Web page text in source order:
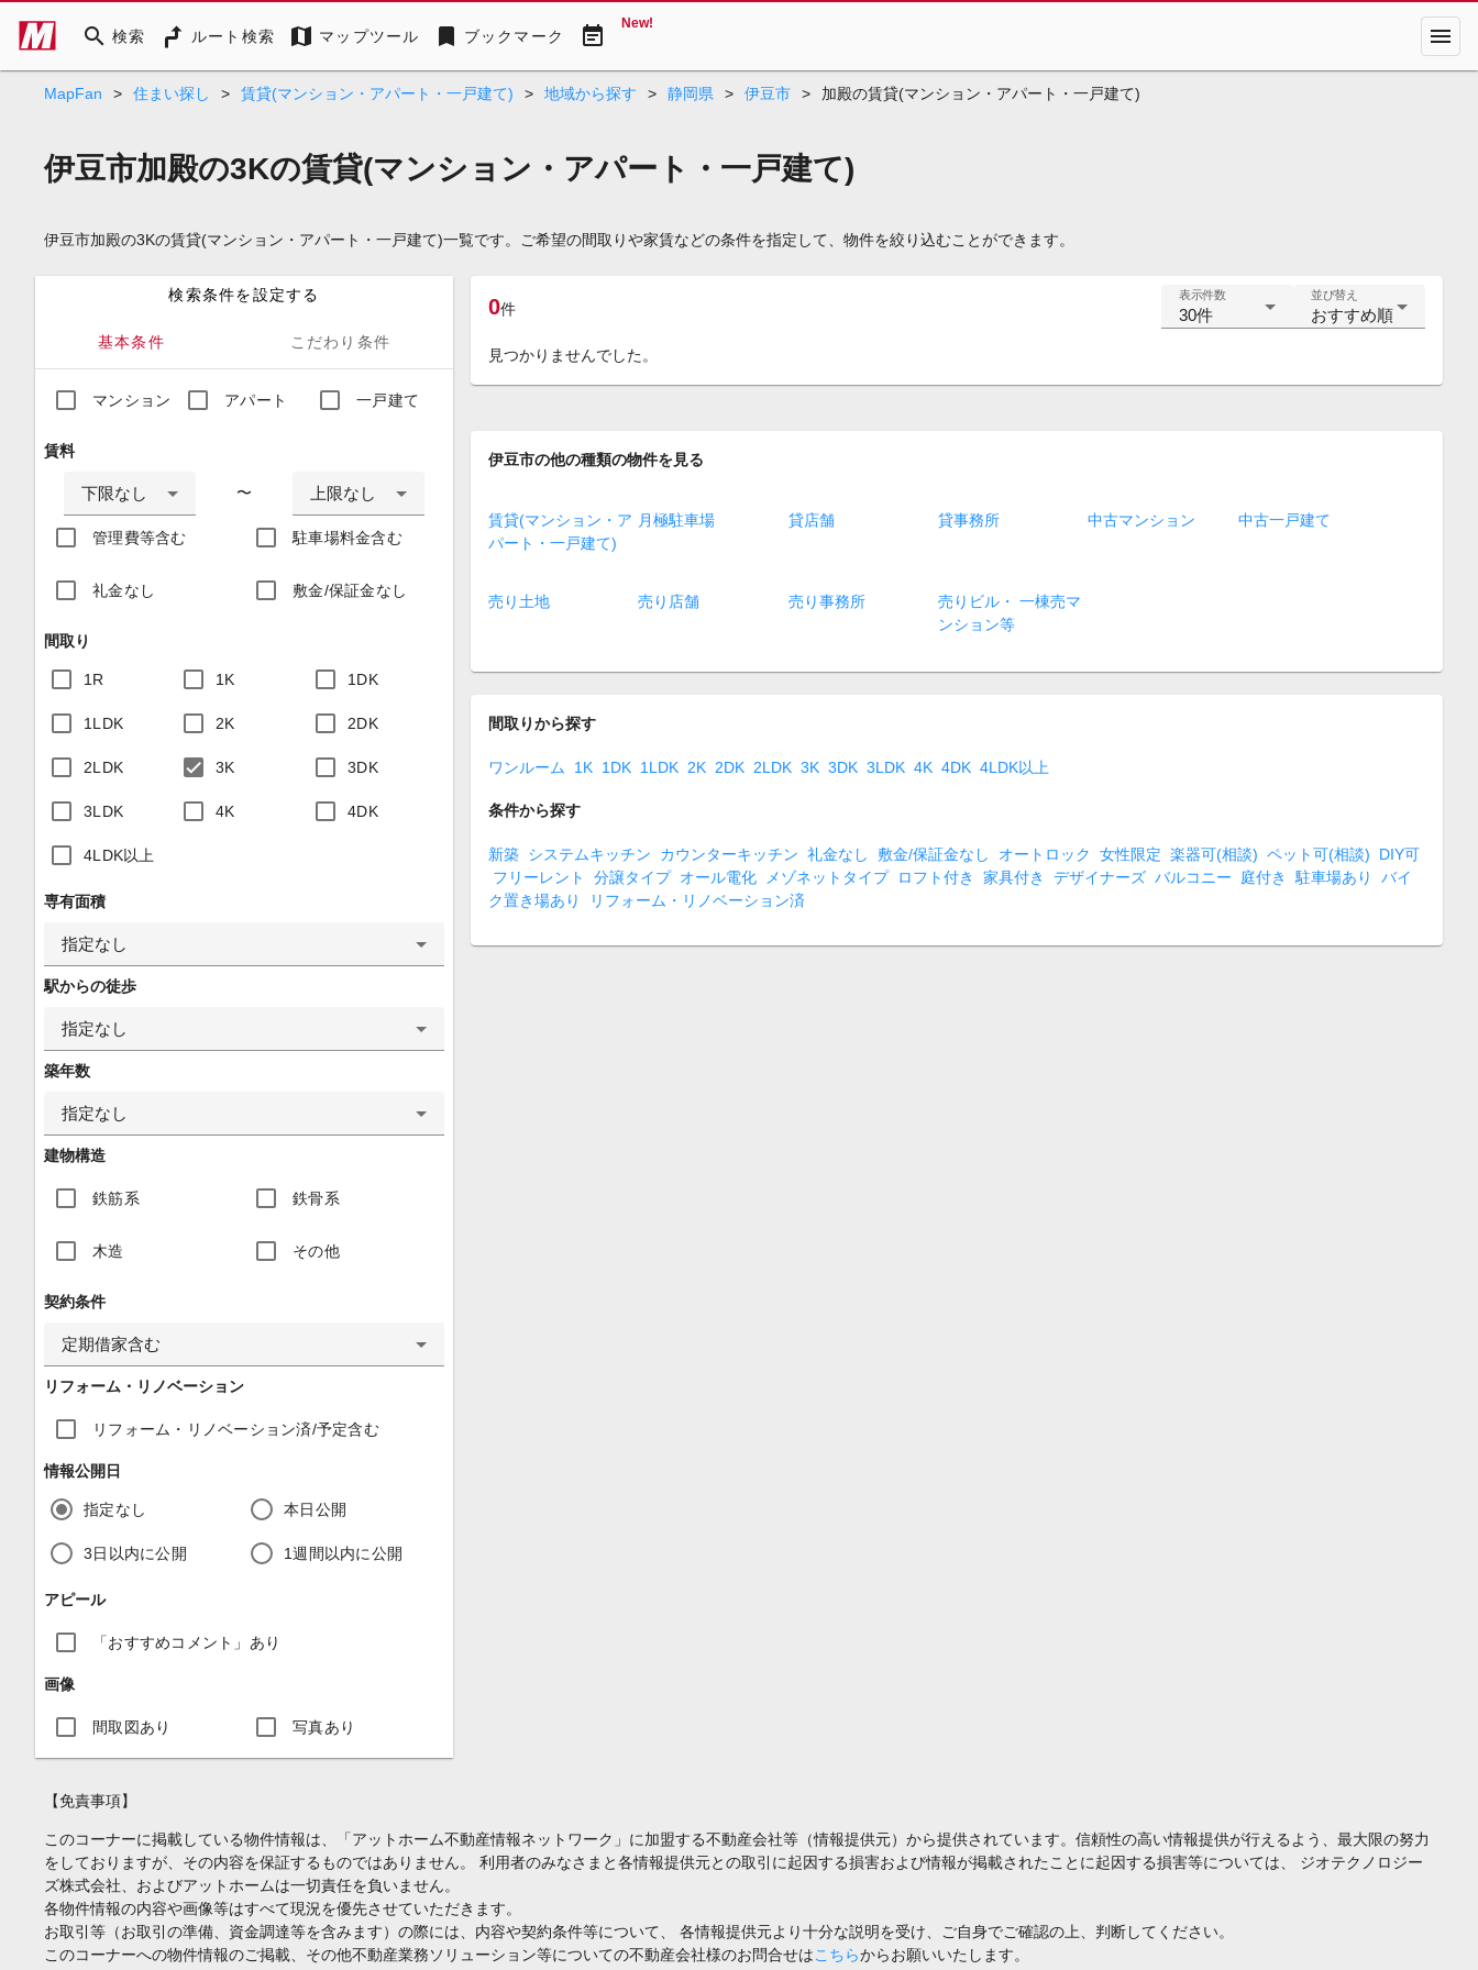
search 検索 ルート検索 map マップツール bookmark ブックマーク event_note New! menu
MapFan > 住まい探し > 賃貸(マンション・アパート・一戸建て) > 地域から探す > 静岡県 > 伊豆市 > 加殿の賃貸(マンション・アパート・一戸建て)
伊豆市加殿の3Kの賃貸(マンション・アパート・一戸建て)
伊豆市加殿の3Kの賃貸(マンション・アパート・一戸建て)一覧です。ご希望の間取りや家賃などの条件を指定して、物件を絞り込むことができます。
検索条件を設定する
基本条件 こだわり条件
マンション アパート 一戸建て
賃料
下限なし 〜 上限なし
管理費等含む 駐車場料金含む
礼金なし 敷金/保証金なし
間取り
1R 1K 1DK
1LDK 2K 2DK
2LDK 3K 3DK
3LDK 4K 4DK
4LDK以上
専有面積
指定なし
駅からの徒歩
指定なし
築年数
指定なし
建物構造
鉄筋系 鉄骨系
木造 その他
契約条件
定期借家含む
リフォーム・リノベーション
リフォーム・リノベーション済/予定含む
情報公開日
指定なし 本日公開
3日以内に公開 1週間以内に公開
アピール
「おすすめコメント」あり
画像
間取図あり 写真あり
0件
表示件数
30件
並び替え
おすすめ順
見つかりませんでした。
伊豆市の他の種類の物件を見る
賃貸(マンション・ア
パート・一戸建て)
月極駐車場 貸店舗 貸事務所 中古マンション 中古一戸建て
売り土地 売り店舗 売り事務所
売りビル・ 一棟売マ
ンション等
間取りから探す
ワンルーム 1K 1DK 1LDK 2K 2DK 2LDK 3K 3DK 3LDK 4K 4DK 4LDK以上
条件から探す
新築 システムキッチン カウンターキッチン 礼金なし 敷金/保証金なし オートロック 女性限定 楽器可(相談) ペット可(相談)
DIY可
フリーレント
分譲タイプ オール電化 メゾネットタイプ ロフト付き 家具付き デザイナーズ バルコニー 庭付き 駐車場あり
バイ
ク置き場あり
リフォーム・リノベーション済
【免責事項】
このコーナーに掲載している物件情報は、「アットホーム不動産情報ネットワーク」に加盟する不動産会社等（情報提供元）から提供されています。信頼性の高い情報提供が行えるよう、最大限の努力
をしておりますが、その内容を保証するものではありません。 利用者のみなさまと各情報提供元との取引に起因する損害および情報が掲載されたことに起因する損害等については、 ジオテクノロジー
ズ株式会社、およびアットホームは一切責任を負いません。
各物件情報の内容や画像等はすべて現況を優先させていただきます。
お取引等（お取引の準備、資金調達等を含みます）の際には、内容や契約条件等について、 各情報提供元より十分な説明を受け、ご自身でご確認の上、判断してください。
このコーナーへの物件情報のご掲載、その他不動産業務ソリューション等についての不動産会社様のお問合せはこちらからお願いいたします。